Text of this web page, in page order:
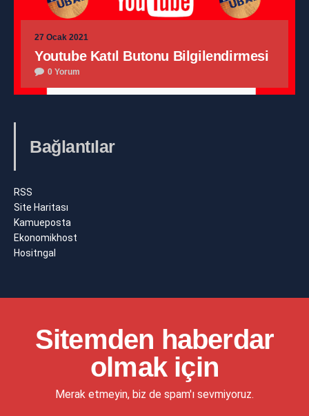
27 Ocak 2021
Youtube Katıl Butonu Bilgilendirmesi
0 Yorum
Bağlantılar
RSS
Site Haritası
Kamueposta
Ekonomikhost
Hositngal
Sitemden haberdar
olmak için
Merak etmeyin, biz de spam'ı sevmiyoruz.